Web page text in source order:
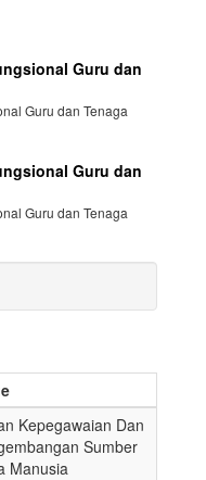
Guru dan
Guru dan Tenaga
Guru dan
Guru dan Tenaga
Kepegawaian Dan
Sumber
Manusia